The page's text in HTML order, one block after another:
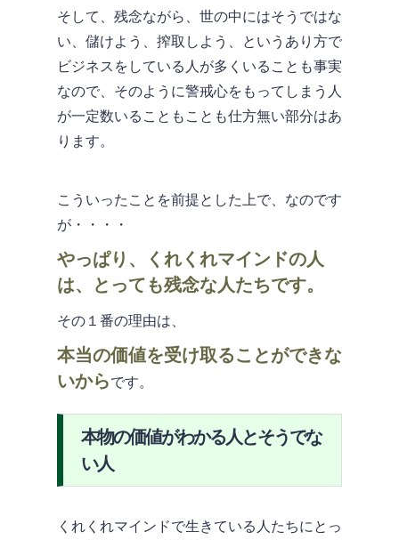
そして、残念ながら、世の中にはそうではな
い、儲けよう、搾取しよう、というあり方で
ビジネスをしている人が多くいることも事実
なので、そのように警戒心をもってしまう人
が一定数いることもことも仕方無い部分はあ
ります。
こういったことを前提とした上で、なのです
が・・・・
やっぱり、くれくれマインドの人
は、とっても残念な人たちです。
その１番の理由は、
本当の価値を受け取ることができな
いからです。
本物の価値がわかる人とそうでな
い人
くれくれマインドで生きている人たちにとっ